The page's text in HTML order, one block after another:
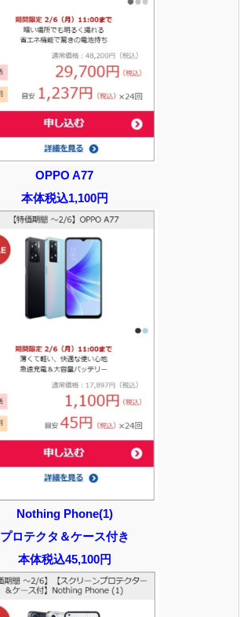
OPPO A77
本体税込1,100円
Nothing Phone(1)
プロテクタ＆ケース付き
本体税込45,100円